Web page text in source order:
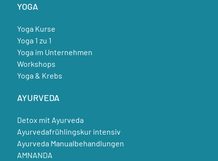
YOGA
Yoga Kurse
Yoga 1 zu 1
Yoga im Unternehmen
Workshops
Yoga & Krebs
AYURVEDA
Detox mit Ayurveda
Ayurvedafrühlingskur intensiv
Ayurveda Manualbehandlungen
AMNANDA